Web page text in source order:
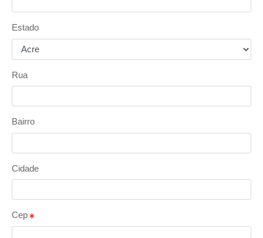
Estado
Rua
Bairro
Cidade
Cep